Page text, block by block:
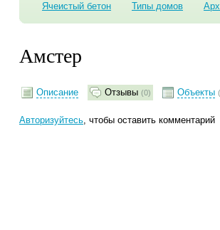
Ячеистый бетон
Типы домов
Амстер
Описание Отзывы (0) Объекты
Авторизуйтесь, чтобы оставить комментарий